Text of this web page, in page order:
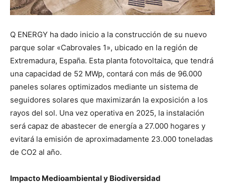
Q ENERGY ha dado inicio a la construcción de su nuevo
parque solar «Cabrovales 1», ubicado en la región de
Extremadura, España. Esta planta fotovoltaica, que tendrá
una capacidad de 52 MWp, contará con más de 96.000
paneles solares optimizados mediante un sistema de
seguidores solares que maximizarán la exposición a los
rayos del sol. Una vez operativa en 2025, la instalación
será capaz de abastecer de energía a 27.000 hogares y
evitará la emisión de aproximadamente 23.000 toneladas
de CO2 al año.
Impacto Medioambiental y Biodiversidad